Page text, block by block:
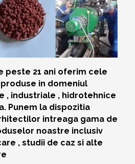
peste 21 ani oferim cele
in domeniul
, industriale , hidrotehnice
Punem la dispozitia
intreaga gama de
noastre inclusiv
, studii de caz si alte